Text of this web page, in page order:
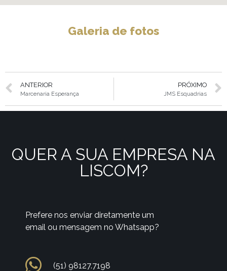
Galeria de fotos
ANTERIOR
Marcenaria Esperança
PRÓXIMO
JMS Esquadrias
QUER A SUA EMPRESA NA
LISCOM?
Prefere nos enviar diretamente um
email ou mensagem no Whatsapp?
(51) 98127.7198